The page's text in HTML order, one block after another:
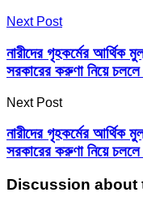
Next Post
নারীদের গৃহকর্মের আর্থিক
সরকারের করুণা নিয়ে চললে
Next Post
নারীদের গৃহকর্মের আর্থিক
সরকারের করুণা নিয়ে চললে
Discussion about